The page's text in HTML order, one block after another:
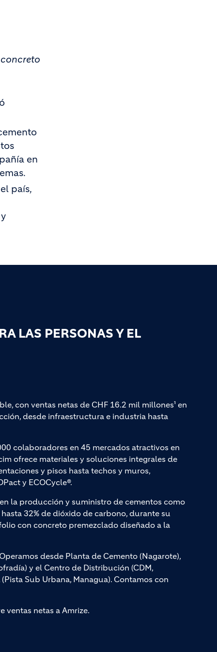
en
país,
LAS PERSONAS Y EL
con ventas netas de CHF 16.2 mil millones¹ en
desde infraestructura e industria hasta
colaboradores en 45 mercados atractivos en
ofrece materiales y soluciones integrales de
y pisos hasta techos y muros,
y ECOCycle®.
la producción y suministro de cementos como
32% de dióxido de carbono, durante su
con concreto premezclado diseñado a la
desde Planta de Cemento (Nagarote),
y el Centro de Distribución (CDM,
Sub Urbana, Managua). Contamos con
ventas netas a Amrize.